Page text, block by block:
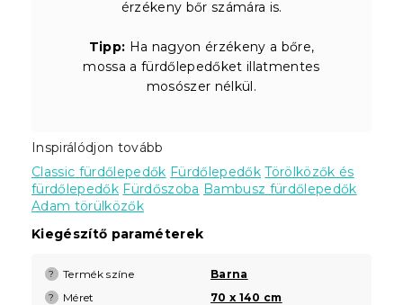
érzékeny bőr számára is.
Tipp: Ha nagyon érzékeny a bőre,
mossa a fürdőlepedőket illatmentes
mosószer nélkül.
Inspirálódjon tovább
Classic fürdőlepedők Fürdőlepedők Törölközők és
fürdőlepedők Fürdőszoba Bambusz fürdőlepedők
Adam törülközők
Kiegészítő paraméterek
? Termék színe Barna
? Méret 70 x 140 cm